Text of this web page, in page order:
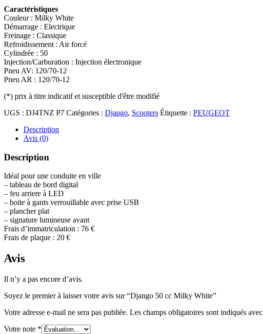
Caractéristiques
Couleur : Milky White
Démarrage : Electrique
Freinage : Classique
Refroidissement : Air forcé
Cylindrée : 50
Injection/Carburation : Injection électronique
Pneu AV: 120/70-12
Pneu AR : 120/70-12
(*) prix à titre indicatif et susceptible d'être modifié
UGS : DJ4TNZ P7 Catégories : Django, Scooters Étiquette : PEUGEOT
Description
Avis (0)
Description
Idéal pour une conduite en ville
– tableau de bord digital
– feu arriere à LED
– boite à gants verrouillable avec prise USB
– plancher plat
– signature lumineuse avant
Frais d’immatriculation : 76 €
Frais de plaque : 20 €
Avis
Il n’y a pas encore d’avis.
Soyez le premier à laisser votre avis sur “Django 50 cc Milky White”
Votre adresse e-mail ne sera pas publiée. Les champs obligatoires sont indiqués avec
Votre note *